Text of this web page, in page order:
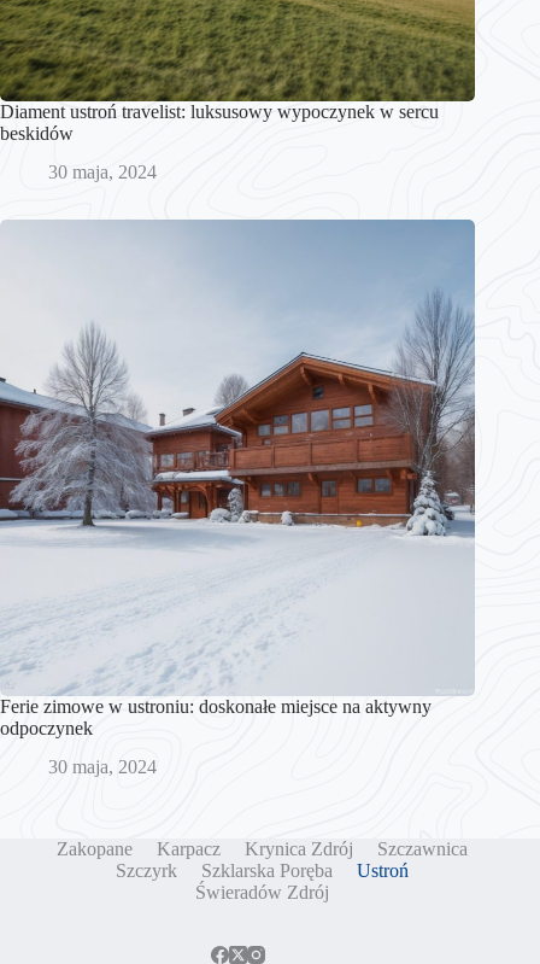
Diament ustroń travelist: luksusowy wypoczynek w sercu
beskidów
30 maja, 2024
Ferie zimowe w ustroniu: doskonałe miejsce na aktywny
odpoczynek
30 maja, 2024
Zakopane Karpacz Krynica Zdrój
Szczawnica
Szczyrk
Szklarska Poręba
Ustroń
Świeradów Zdrój